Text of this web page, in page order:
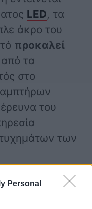
Personal
LED, τα
άκρο του
προκαλεί
από τα
στο
του
των
– και